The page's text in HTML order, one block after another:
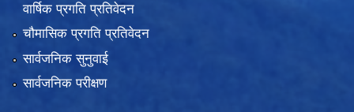
वार्षिक प्रगति प्रतिवेदन
चौमासिक प्रगति प्रतिवेदन
सार्वजनिक सुनुवाई
सार्वजनिक परीक्षण